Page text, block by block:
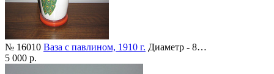
№ 16010 Ваза с павлином, 1910 г. Диаметр - 8…
5 000 р.